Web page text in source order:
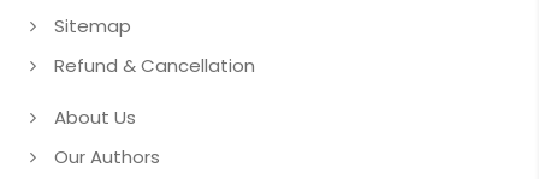
Sitemap
Refund & Cancellation
About Us
Our Authors